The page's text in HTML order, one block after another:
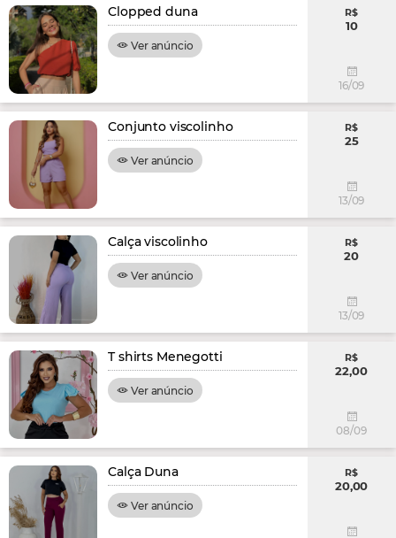
Clopped duna
Ver anúncio
R$
10
16/09
Conjunto viscolinho
Ver anúncio
R$
25
13/09
Calça viscolinho
Ver anúncio
R$
20
13/09
T shirts Menegotti
Ver anúncio
R$
22,00
08/09
Calça Duna
Ver anúncio
R$
20,00